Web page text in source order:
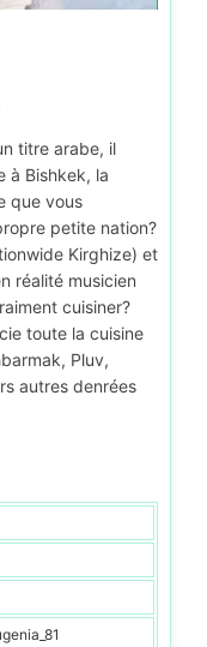
titre arabe, il
à Bishkek, la
que vous
petite nation?
Kirghize) et
réalité musicien
cuisiner?
toute la cuisine
Pluv,
autres denrées